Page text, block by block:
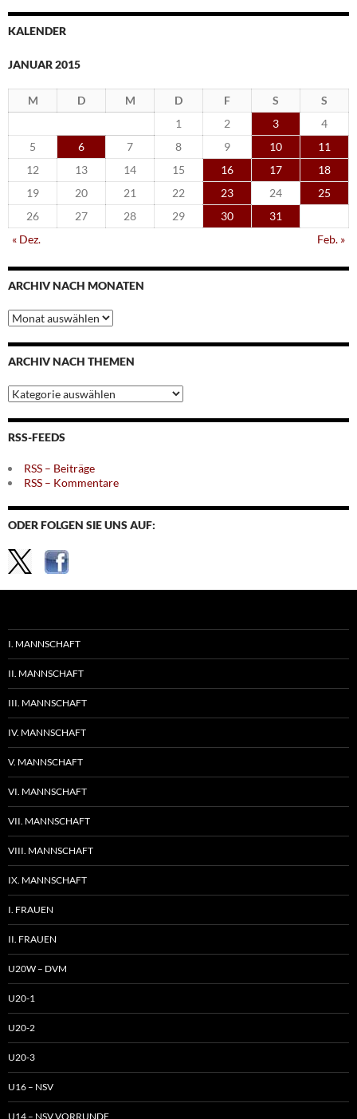
KALENDER
JANUAR 2015
M D M D F S
S
1
2 3
4
5
6 7 8 9 10
11
12
13 14 15 16 17
18
19
20 21 22 23 24
25
26
27 28 29 30
31
« Dez.
Feb. »
ARCHIV NACH MONATEN
Archiv
nach
Monaten
ARCHIV NACH THEMEN
Archiv
nach
Themen
RSS-FEEDS
RSS – Beiträge
RSS – Kommentare
ODER FOLGEN SIE UNS AUF:
I. MANNSCHAFT
II. MANNSCHAFT
III. MANNSCHAFT
IV. MANNSCHAFT
V. MANNSCHAFT
VI. MANNSCHAFT
VII. MANNSCHAFT
VIII. MANNSCHAFT
IX. MANNSCHAFT
I. FRAUEN
II. FRAUEN
U20W – DVM
U20-1
U20-2
U20-3
U16 – NSV
U14 – NSV VORRUNDE